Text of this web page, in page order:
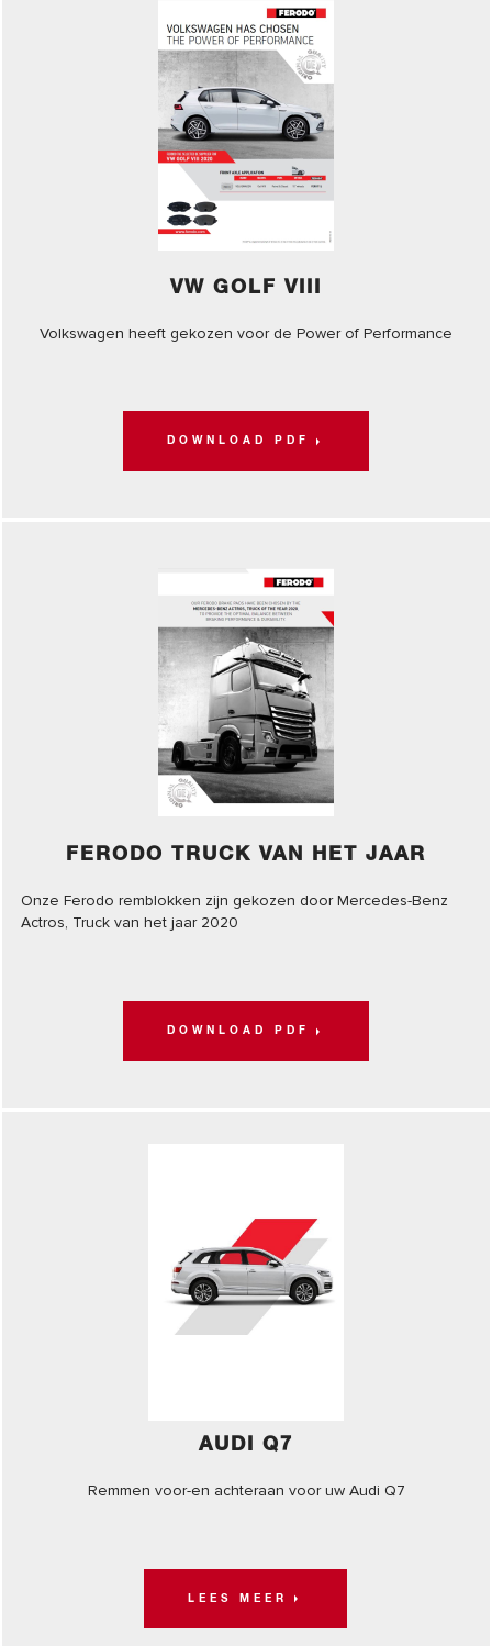
VW GOLF VIII
Volkswagen heeft gekozen voor de Power of Performance
DOWNLOAD PDF
FERODO TRUCK VAN HET JAAR
Onze Ferodo remblokken zijn gekozen door Mercedes-Benz
Actros, Truck van het jaar 2020
DOWNLOAD PDF
AUDI Q7
Remmen voor-en achteraan voor uw Audi Q7
LEES MEER